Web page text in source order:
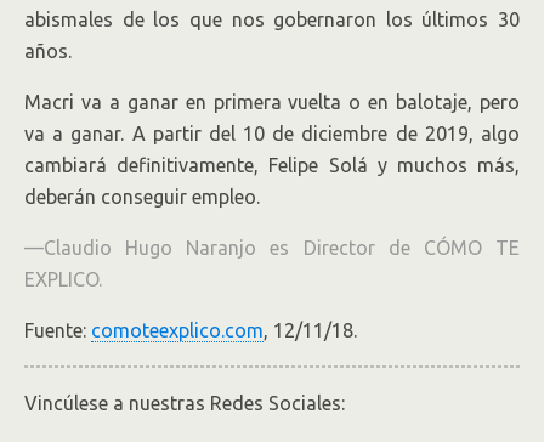
abismales de los que nos gobernaron los últimos 30
años.
Macri va a ganar en primera vuelta o en balotaje, pero
va a ganar. A partir del 10 de diciembre de 2019, algo
cambiará definitivamente, Felipe Solá y muchos más,
deberán conseguir empleo.
—Claudio Hugo Naranjo es Director de CÓMO TE
EXPLICO.
Fuente: comoteexplico.com, 12/11/18.
Vincúlese a nuestras Redes Sociales: